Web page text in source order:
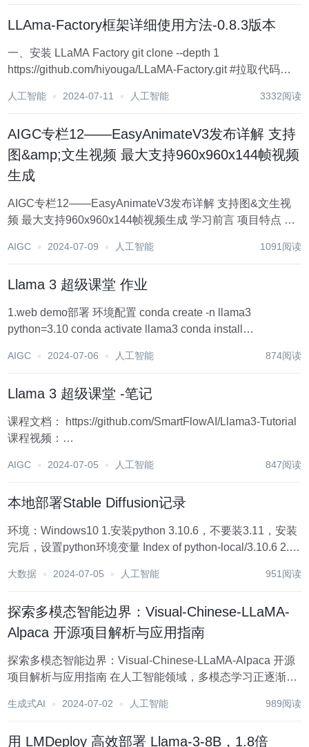
LLAma-Factory框架详细使用方法-0.8.3版本
一、安装 LLaMA Factory git clone --depth 1
https://github.com/hiyouga/LLaMA-Factory.git #拉取代码到
人工智能 2024-07-11 人工智能 3332阅读
AIGC专栏12——EasyAnimateV3发布详解 支持
图&amp;文生视频 最大支持960x960x144帧视频
生成
AIGC专栏12——EasyAnimateV3发布详解 支持图&文生视
频 最大支持960x960x144帧视频生成 学习前言 项目特点 生
Modelscope体验地址 源...
AIGC 2024-07-09 人工智能 1091阅读
Llama 3 超级课堂 作业
1.web demo部署 环境配置 conda create -n llama3
python=3.10 conda activate llama3 conda install
AIGC 2024-07-06 人工智能 874阅读
Llama 3 超级课堂 -笔记
课程文档： https://github.com/SmartFlowAI/Llama3-Tutorial
课程视频：
1 环境配置...
AIGC 2024-07-05 人工智能 847阅读
本地部署Stable Diffusion记录
环境：Windows10 1.安装python 3.10.6，不要装3.11，安装
完后，设置python环境变量 Index of python-local/3.10.6 2.安
大数据 2024-07-05 人工智能 951阅读
探索多模态智能边界：Visual-Chinese-LLaMA-
Alpaca 开源项目解析与应用指南
探索多模态智能边界：Visual-Chinese-LLaMA-Alpaca 开源
项目解析与应用指南 在人工智能领域，多模态学习正逐渐成
生成跨模态内容的智能体。Visual-Chinese-LLaMA...
生成式AI 2024-07-02 人工智能 989阅读
用 LMDeploy 高效部署 Llama-3-8B，1.8倍